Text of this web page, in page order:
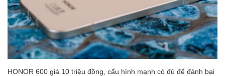
HONOR 600 giá 10 triệu đồng, cấu hình mạnh có đủ để đánh bại